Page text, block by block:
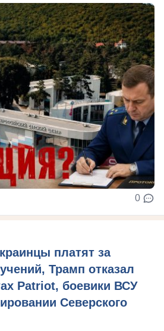
0
платят за
Трамп отказал
Patriot, боевики ВСУ
Северского